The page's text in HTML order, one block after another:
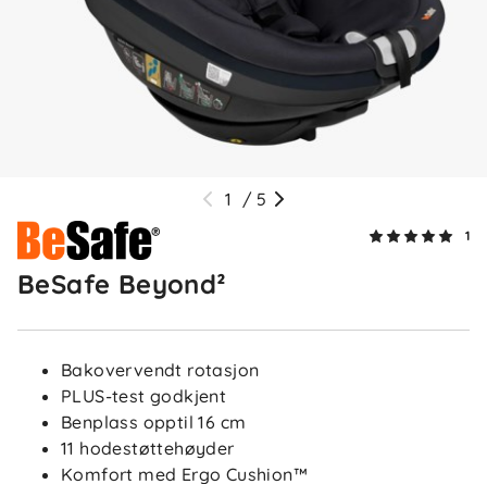
1 / 5
1
BeSafe Beyond²
Bakovervendt rotasjon
PLUS-test godkjent
Benplass opptil 16 cm
11 hodestøttehøyder
Komfort med Ergo Cushion™